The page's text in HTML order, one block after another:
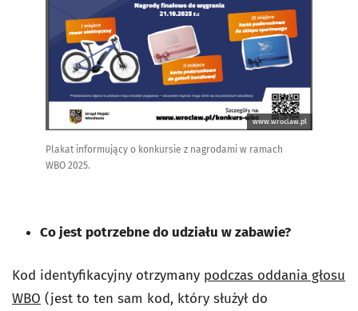
www.wroclaw.pl
Plakat informujący o konkursie z nagrodami w ramach
WBO 2025.
Co jest potrzebne do udziału w zabawie?
Kod identyfikacyjny otrzymany podczas oddania głosu
WBO (jest to ten sam kod, który służył do